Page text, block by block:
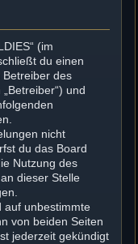
(im
du einen
des
und
nicht
du das Board
Nutzung des
dieser Stelle
auf unbestimmte
von beiden Seiten
jederzeit gekündigt